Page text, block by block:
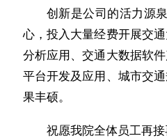
创新是公司的活力源
心，投入大量经费开展交
分析应用、交通大数据软
平台开发及应用、城市交
果丰硕。
祝愿我院全体员工再